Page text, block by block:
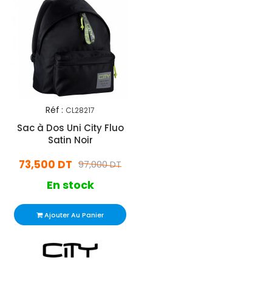
Réf : CL28217
Sac à Dos Uni City Fluo
Satin Noir
97,000 DT
73,500 DT
En stock
Ajouter Au Panier